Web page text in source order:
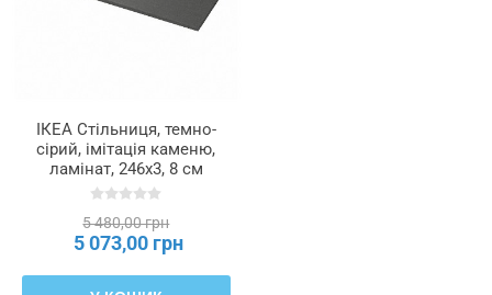
ІКЕА Стільниця, темно-
сірий, імітація каменю,
ламінат, 246x3, 8 см
SÄLJAN СЕЛЬЯН,
5 480,00 грн
5 073,00 грн